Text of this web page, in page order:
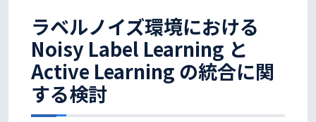
ラベルノイズ環境における
Noisy Label Learning と
Active Learning の統合に関
する検討